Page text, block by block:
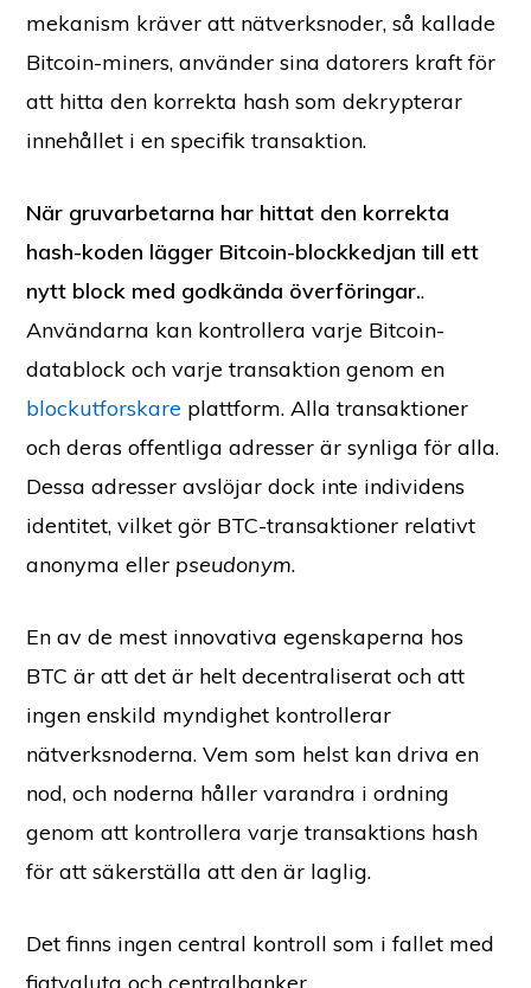
mekanism kräver att nätverksnoder, så kallade
Bitcoin-miners, använder sina datorers kraft för
att hitta den korrekta hash som dekrypterar
innehållet i en specifik transaktion.
När gruvarbetarna har hittat den korrekta
hash-koden lägger Bitcoin-blockkedjan till ett
nytt block med godkända överföringar..
Användarna kan kontrollera varje Bitcoin-
datablock och varje transaktion genom en
blockutforskare plattform. Alla transaktioner
och deras offentliga adresser är synliga för alla.
Dessa adresser avslöjar dock inte individens
identitet, vilket gör BTC-transaktioner relativt
anonyma eller pseudonym.
En av de mest innovativa egenskaperna hos
BTC är att det är helt decentraliserat och att
ingen enskild myndighet kontrollerar
nätverksnoderna. Vem som helst kan driva en
nod, och noderna håller varandra i ordning
genom att kontrollera varje transaktions hash
för att säkerställa att den är laglig.
Det finns ingen central kontroll som i fallet med